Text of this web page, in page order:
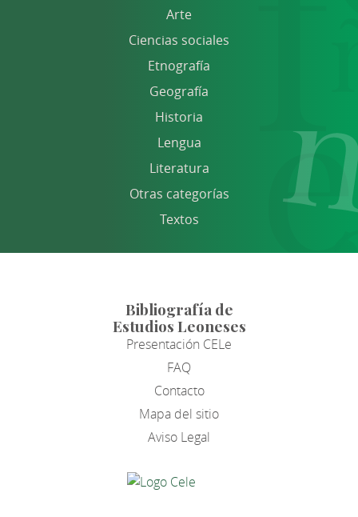
Arte
Ciencias sociales
Etnografía
Geografía
Historia
Lengua
Literatura
Otras categorías
Textos
Bibliografía de
Estudios Leoneses
Presentación CELe
FAQ
Contacto
Mapa del sitio
Aviso Legal